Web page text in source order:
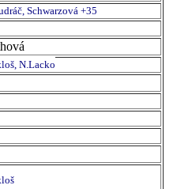
Schwarzová +35
N.Lacko